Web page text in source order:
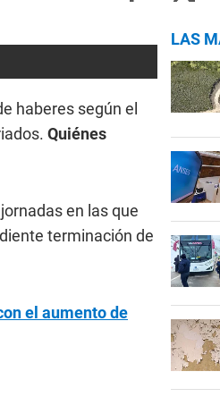
haberes según el
Quiénes
en las que
terminación de
el aumento de
LAS